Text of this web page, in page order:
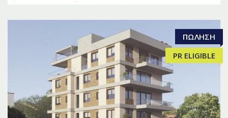
ΠΏΛΗΣΗ
PR ELIGIBLE